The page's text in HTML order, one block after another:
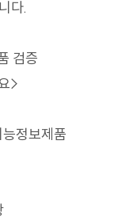
다.
검증
>
정보제품